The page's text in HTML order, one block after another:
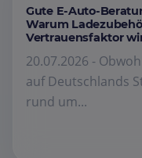
Gute E-Auto-
Warum
Vertrauensfaktor
20.07.2026 -
auf Deutschlands
rund um...